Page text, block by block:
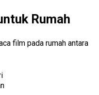
Rumah
film pada rumah antara